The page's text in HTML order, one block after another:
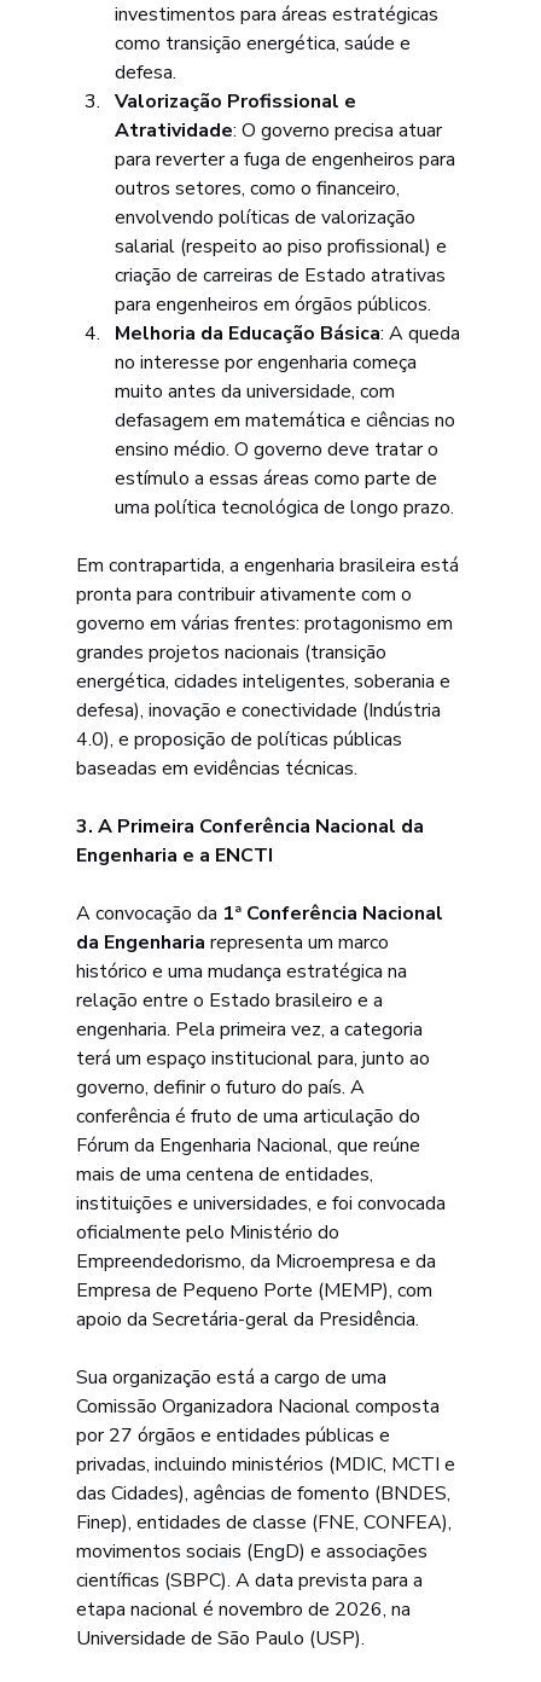
investimentos para áreas estratégicas
como transição energética, saúde e
defesa.
Valorização Profissional e
Atratividade: O governo precisa atuar
para reverter a fuga de engenheiros para
outros setores, como o financeiro,
envolvendo políticas de valorização
salarial (respeito ao piso profissional) e
criação de carreiras de Estado atrativas
para engenheiros em órgãos públicos.
Melhoria da Educação Básica: A queda
no interesse por engenharia começa
muito antes da universidade, com
defasagem em matemática e ciências no
ensino médio. O governo deve tratar o
estímulo a essas áreas como parte de
uma política tecnológica de longo prazo.
Em contrapartida, a engenharia brasileira está
pronta para contribuir ativamente com o
governo em várias frentes: protagonismo em
grandes projetos nacionais (transição
energética, cidades inteligentes, soberania e
defesa), inovação e conectividade (Indústria
4.0), e proposição de políticas públicas
baseadas em evidências técnicas.
3. A Primeira Conferência Nacional da
Engenharia e a ENCTI
A convocação da 1ª Conferência Nacional
da Engenharia representa um marco
histórico e uma mudança estratégica na
relação entre o Estado brasileiro e a
engenharia. Pela primeira vez, a categoria
terá um espaço institucional para, junto ao
governo, definir o futuro do país. A
conferência é fruto de uma articulação do
Fórum da Engenharia Nacional, que reúne
mais de uma centena de entidades,
instituições e universidades, e foi convocada
oficialmente pelo Ministério do
Empreendedorismo, da Microempresa e da
Empresa de Pequeno Porte (MEMP), com
apoio da Secretária-geral da Presidência.
Sua organização está a cargo de uma
Comissão Organizadora Nacional composta
por 27 órgãos e entidades públicas e
privadas, incluindo ministérios (MDIC, MCTI e
das Cidades), agências de fomento (BNDES,
Finep), entidades de classe (FNE, CONFEA),
movimentos sociais (EngD) e associações
científicas (SBPC). A data prevista para a
etapa nacional é novembro de 2026, na
Universidade de São Paulo (USP).